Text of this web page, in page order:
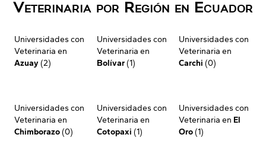
Veterinaria por Región en Ecuador
Universidades con
Veterinaria en
Azuay(2)
Universidades con
Veterinaria en
Bolívar(1)
Universidades con
Veterinaria en
Carchi (0)
Universidades con
Veterinaria en
Chimborazo(0)
Universidades con
Veterinaria en
Cotopaxi (1)
Universidades con
Veterinaria en El
Oro(1)